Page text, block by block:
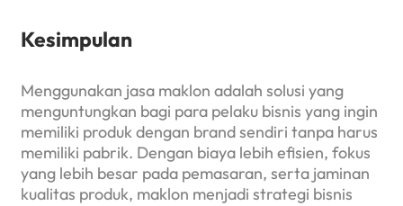
Kesimpulan
Menggunakan jasa maklon adalah solusi yang
menguntungkan bagi para pelaku bisnis yang ingin
memiliki produk dengan brand sendiri tanpa harus
memiliki pabrik. Dengan biaya lebih efisien, fokus
yang lebih besar pada pemasaran, serta jaminan
kualitas produk, maklon menjadi strategi bisnis